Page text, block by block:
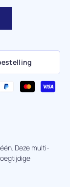
Deze multi-